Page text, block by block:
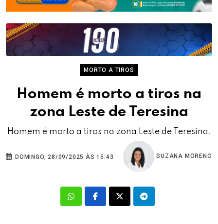
MORTO A TIROS
Homem é morto a tiros na
zona Leste de Teresina
Homem é morto a tiros na zona Leste de Teresina.
DOMINGO, 28/09/2025 ÀS 15:43 SUZANA MORENO